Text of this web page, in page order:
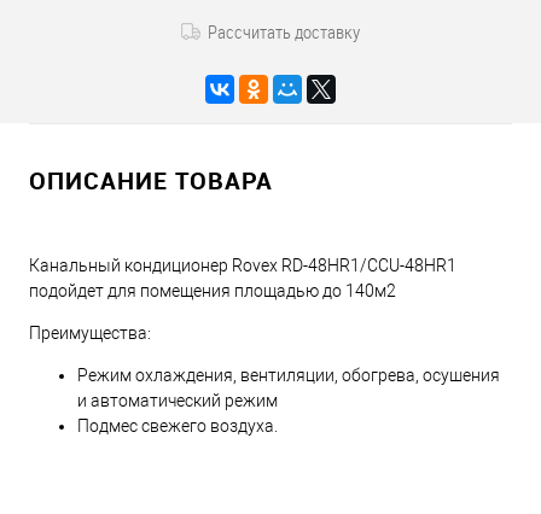
Рассчитать доставку
ОПИСАНИЕ ТОВАРА
Канальный кондиционер Rovex RD-48HR1/CCU-48HR1
подойдет для помещения площадью до 140м2
Преимущества:
Режим охлаждения, вентиляции, обогрева, осушения
и автоматический режим
Подмес свежего воздуха.